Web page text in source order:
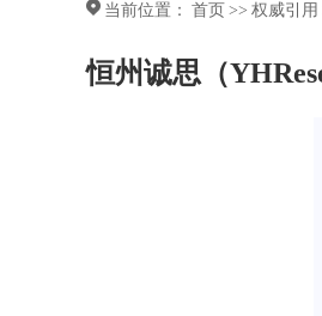
当前位置： 首页 >> 权威引用
恒州诚思（